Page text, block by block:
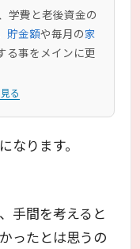
学費と老後資金の
貯金額や毎月の家
る事をメインに更
る
なります。
手間を考えると
ったとは思うの